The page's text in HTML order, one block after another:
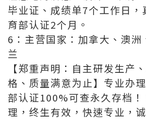
毕业证、成绩单7个工作日，
育部认证2个月。
6：主营国家：加拿大、澳洲
兰
【郑重声明：自主研发生产
格、质量满意为止】专业办
部认证100%可查永久存档！
理，终生有效，快速专业，